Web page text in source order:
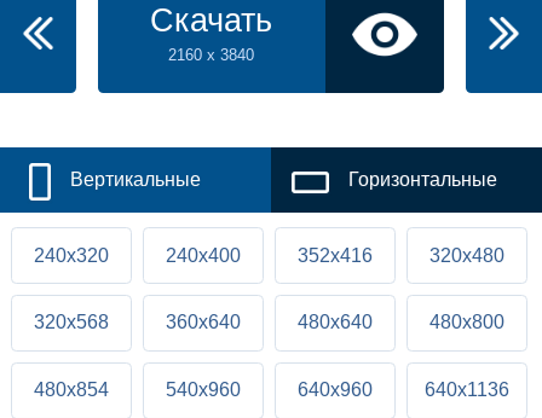
Скачать
2160 x 3840
Вертикальные Горизонтальные
240x320 240x400 352x416 320x480
320x568 360x640 480x640 480x800
480x854 540x960 640x960 640x1136